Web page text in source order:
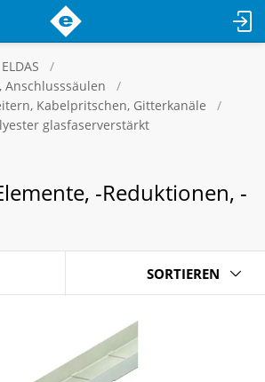
ELDAS
Anschlusssäulen
Kabelpritschen, Gitterkanäle
glasfaserverstärkt
-Reduktionen, -
SORTIEREN